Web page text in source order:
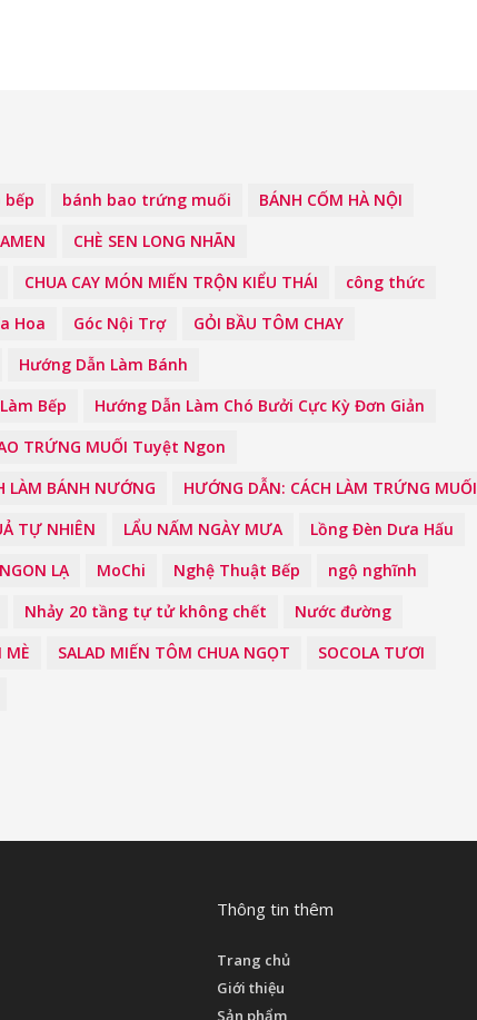
bếp bánh bao trứng muối
BÁNH CỐM HÀ NỘI
CHÈ SEN LONG NHÃN
CHUA CAY MÓN MIẾN TRỘN KIỂU THÁI
công thức
Hoa Góc Nội Trợ
GỎI BẦU TÔM CHAY
Hướng Dẫn Làm Bánh
Bếp
Hướng Dẫn Làm Chó Bưởi Cực Kỳ Đơn Giản
TRỨNG MUỐI Tuyệt Ngon
LÀM BÁNH NƯỚNG
HƯỚNG DẪN: CÁCH LÀM TRỨNG MUỐI
TỰ NHIÊN
LẨU NẤM NGÀY MƯA
Lồng Đèn Dưa Hấu
LẠ MoChi Nghệ Thuật Bếp
ngộ nghĩnh
Nhảy 20 tầng tự tử không chết
Nước đường
MÈ SALAD MIẾN TÔM CHUA NGỌT
SOCOLA TƯƠI
Thông tin thêm
Trang chủ
Giới thiệu
Sản phẩm